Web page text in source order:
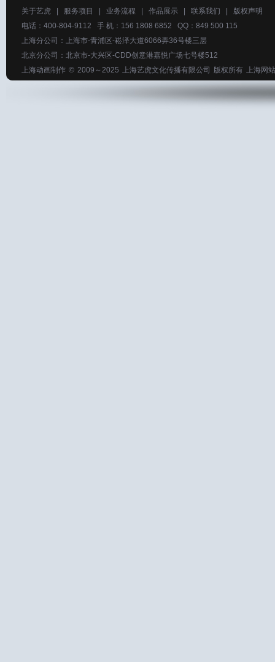
关于艺虎 服务项目 业务流程 作品展示 联系我们
版权声明
电话：400-804-9112 手 机：156 1808 6852 QQ：849 500 115
上海分公司：上海市-青浦区-崧泽大道6066弄36号楼三层
北京分公司：北京市-大兴区-CDD创意港嘉悦广场七号楼512
上海动画制作 © 2009～2025 上海艺虎文化传播有限公司 版权所有 上海网